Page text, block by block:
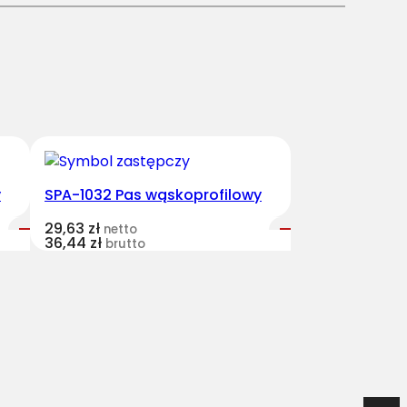
SPA-1032 Pas wąskoprofilowy
29,63 zł netto
36,44 zł brutto